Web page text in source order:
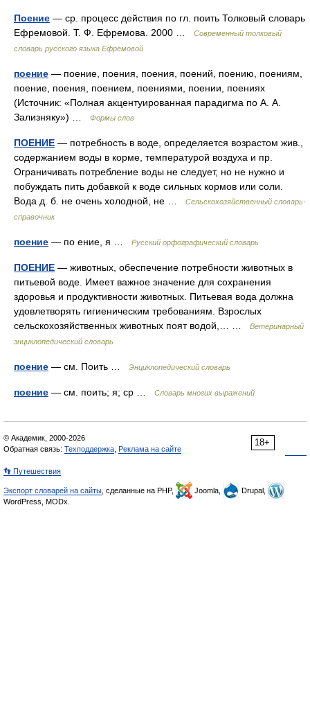
Поение — ср. процесс действия по гл. поить Толковый словарь
Ефремовой. Т. Ф. Ефремова. 2000 …
Современный толковый
словарь русского языка Ефремовой
поение — поение, поения, поения, поений, поению, поениям,
поение, поения, поением, поениями, поении, поениях
(Источник: «Полная акцентуированная парадигма по А. А.
Зализняку») …
Формы слов
ПОЕНИЕ — потребность в воде, определяется возрастом жив.,
содержанием воды в корме, температурой воздуха и пр.
Ограничивать потребление воды не следует, но не нужно и
побуждать пить добавкой к воде сильных кормов или соли.
Вода д. б. не очень холодной, не …
Сельскохозяйственный словарь-
справочник
поение — по ение, я … Русский орфографический словарь
ПОЕНИЕ — животных, обеспечение потребности животных в
питьевой воде. Имеет важное значение для сохранения
здоровья и продуктивности животных. Питьевая вода должна
удовлетворять гигиеническим требованиям. Взрослых
сельскохозяйственных животных поят водой,… …
Ветеринарный
энциклопедический словарь
поение — см. Поить … Энциклопедический словарь
поение — см. поить; я; ср … Словарь многих выражений
18+
© Академик, 2000-2026
Обратная связь: Техподдержка Реклама на сайте
👣 Путешествия
Экспорт словарей на сайты , сделанные на PHP, Joomla,
Drupal,
WordPress, MODx.